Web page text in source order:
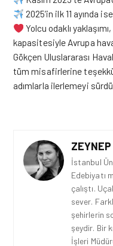
2025’in ilk 11 ayında
Yolcu odaklı
kapasitesiyle Avrupa
Gökçen Uluslararası
tüm misafirlerine
adımlarla ilerlemeyi
İstanbul
Edebiyatı
çalıştı.
sever.
şehirlerin
şeydir. Bir
İşleri